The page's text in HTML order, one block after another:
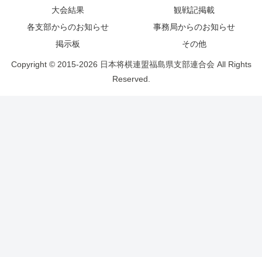
大会結果
観戦記掲載
各支部からのお知らせ
事務局からのお知らせ
掲示板
その他
Copyright © 2015-2026 日本将棋連盟福島県支部連合会 All Rights
Reserved.